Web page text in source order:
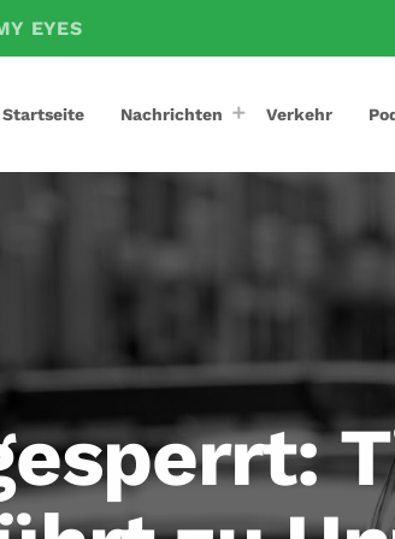
EYES
Startseite Nachrichten Verkehr